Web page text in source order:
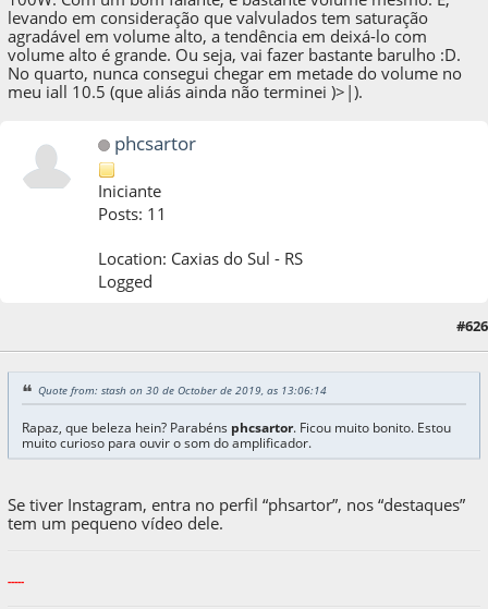
levando em consideração que valvulados tem saturação
agradável em volume alto, a tendência em deixá-lo com
volume alto é grande. Ou seja, vai fazer bastante barulho :D.
No quarto, nunca consegui chegar em metade do volume no
meu iall 10.5 (que aliás ainda não terminei )>|).
phcsartor
Iniciante
Posts: 11
Location: Caxias do Sul - RS
Logged
: 30 de October de 2019, as 18:07:51#626
Quote from: stash on 30 de October de 2019, as 13:06:14
Rapaz, que beleza hein? Parabéns phcsartor. Ficou muito bonito. Estou
muito curioso para ouvir o som do amplificador.
Se tiver Instagram, entra no perfil “phsartor”, nos “destaques”
tem um pequeno vídeo dele.
-----